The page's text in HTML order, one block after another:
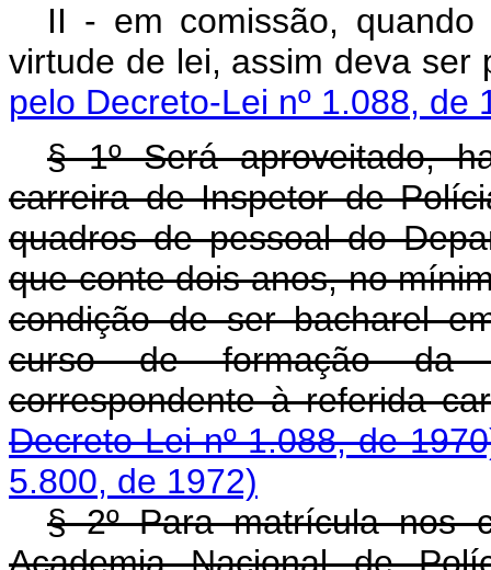
II - em comissão,
virtude de lei, assim
pelo Decreto-Lei nº 1.088, de
§ 1º Será aproveitado,
carreira de Inspetor de
quadros de pessoal do
que conte dois anos, no
condição de ser bacharel
curso de formação da
correspondente à
Decreto-Lei nº 1.088, de
5.800, de 1972)
§ 2º Para matrícula nos